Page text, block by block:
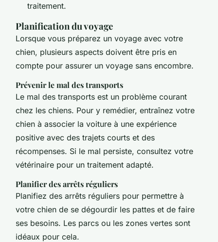
traitement.
Planification du voyage
Lorsque vous préparez un voyage avec votre
chien, plusieurs aspects doivent être pris en
compte pour assurer un voyage sans encombre.
Prévenir le mal des transports
Le mal des transports est un problème courant
chez les chiens. Pour y remédier, entraînez votre
chien à associer la voiture à une expérience
positive avec des trajets courts et des
récompenses. Si le mal persiste, consultez votre
vétérinaire pour un traitement adapté.
Planifier des arrêts réguliers
Planifiez des arrêts réguliers pour permettre à
votre chien de se dégourdir les pattes et de faire
ses besoins. Les parcs ou les zones vertes sont
idéaux pour cela.